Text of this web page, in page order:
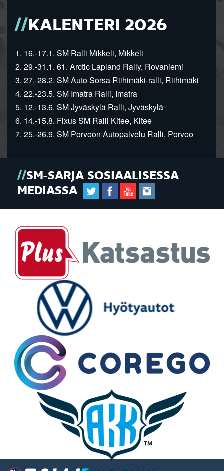
KALENTERI 2026
1. 16.-17.1. SM Ralli Mikkeli, Mikkeli
2. 29.-31.1. 61. Arctic Lapland Rally, Rovaniemi
3. 27.-28.2. SM Auto Sorsa Riihimäki-ralli, Riihimäki
4. 22.-23.5. SM Imatra Ralli, Imatra
5. 12.-13.6. SM Jyväskylä Ralli, Jyväskylä
6. 14.-15.8. Fixus SM Ralli Kitee, Kitee
7. 25.-26.9. SM Porvoon Autopalvelu Ralli, Porvoo
SM-SARJA SOSIAALISESSA
MEDIASSA